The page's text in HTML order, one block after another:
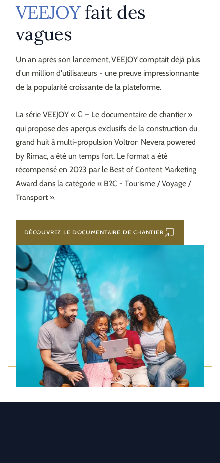
VEEJOYfait des
vagues
Un an après son lancement, VEEJOY comptait déjà plus
d'un million d'utilisateurs - une preuve impressionnante
de la popularité croissante de la plateforme.
La série VEEJOY « Ω – Le documentaire de chantier »,
qui propose des aperçus exclusifs de la construction du
grand huit à multi-propulsion Voltron Nevera powered
by Rimac, a été un temps fort. Le format a été
récompensé en 2023 par le Best of Content Marketing
Award dans la catégorie « B2C - Tourisme / Voyage /
Transport ».
DÉCOUVREZ LE DOCUMENTAIRE DE CHANTIER